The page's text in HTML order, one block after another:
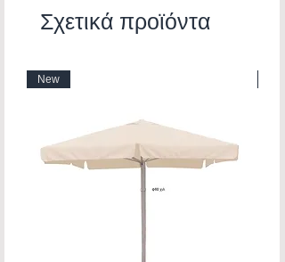
Σχετικά προϊόντα
New